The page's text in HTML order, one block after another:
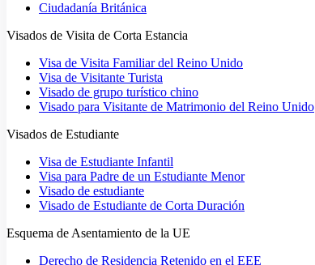
Ciudadanía Británica
Visados de Visita de Corta Estancia
Visa de Visita Familiar del Reino Unido
Visa de Visitante Turista
Visado de grupo turístico chino
Visado para Visitante de Matrimonio del Reino Unido
Visados de Estudiante
Visa de Estudiante Infantil
Visa para Padre de un Estudiante Menor
Visado de estudiante
Visado de Estudiante de Corta Duración
Esquema de Asentamiento de la UE
Derecho de Residencia Retenido en el EEE